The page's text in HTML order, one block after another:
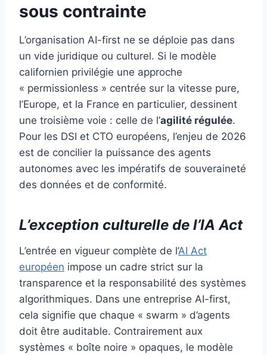
sous contrainte
L’organisation AI-first ne se déploie pas dans
un vide juridique ou culturel. Si le modèle
californien privilégie une approche
« permissionless » centrée sur la vitesse pure,
l’Europe, et la France en particulier, dessinent
une troisième voie : celle de l’agilité régulée.
Pour les DSI et CTO européens, l’enjeu de 2026
est de concilier la puissance des agents
autonomes avec les impératifs de souveraineté
des données et de conformité.
L’exception culturelle de l’IA Act
L’entrée en vigueur complète de l’AI Act
européen impose un cadre strict sur la
transparence et la responsabilité des systèmes
algorithmiques. Dans une entreprise AI-first,
cela signifie que chaque « swarm » d’agents
doit être auditable. Contrairement aux
systèmes « boîte noire » opaques, le modèle